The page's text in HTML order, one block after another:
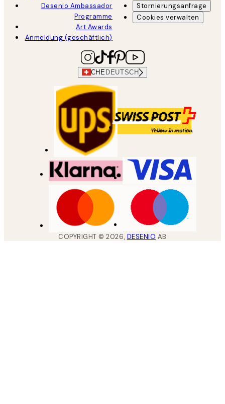
Desenio Ambassador
Programme
Art Awards
Anmeldung (geschäftlich)
Stornierungsanfrage
Cookies verwalten
CHE DEUTSCH
COPYRIGHT ©2026, DESENIO AB